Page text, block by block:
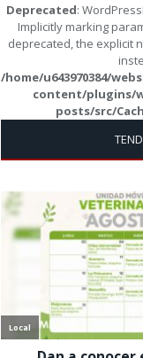
Deprecated:
Implicitly marking
deprecated, the explicit
/home/u643970384/
content/plugins/
posts/src/